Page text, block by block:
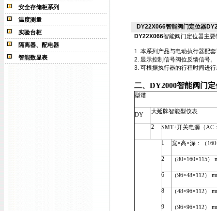
安全存储柜系列
温度测量
实验台柜
隔离器、配电器
智能数显表
DY22X066智能阀门定位器
DY22X066智能阀门定位器主要
1. 本系列产品与电动执行器配
2. 显示控制信号阀位反馈信号。
3. 可根据执行器的行程时间进
二、 DY2000智能阀门定
型谱
DY 大延牌智能型仪表
2 SMT+开关电源（AC
1 宽×高×深：（
2 （80×160×115）
6 （96×48×112）
8 （48×96×112）
9 （96×96×112）